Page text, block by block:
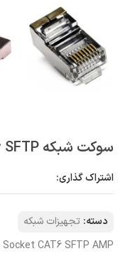
سوکت شبکه AMP CAT6 SFTP فلزی
اشتراک گذاری:
دسته: تجهیزات شبکه
Socket CAT6 SFTP AMP